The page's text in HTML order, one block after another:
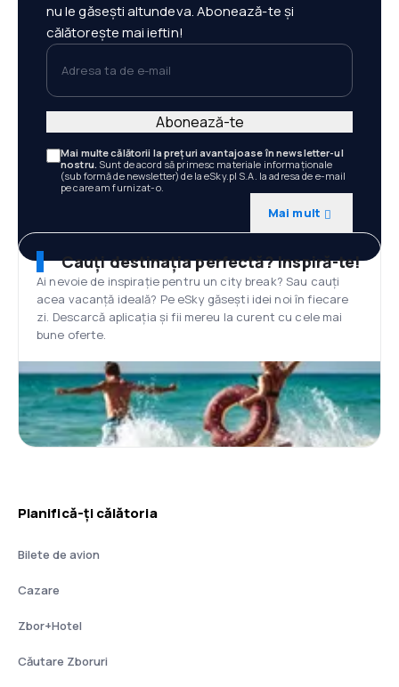
nu le găsești altundeva. Abonează-te și
călătorește mai ieftin!
Adresa ta de e-mail
Mai multe călătorii la prețuri avantajoase în newsletter-ul
nostru. Sunt de acord să primesc materiale informaționale
(sub formă de newsletter) de la eSky.pl S.A. la adresa de e-mail
pe care am furnizat-o.
Mai mult
Abonează-te
Cauți destinația perfectă? Inspiră-te!
Ai nevoie de inspirație pentru un city break? Sau cauți
acea vacanță ideală? Pe eSky găsești idei noi în fiecare
zi. Descarcă aplicația și fii mereu la curent cu cele mai
bune oferte.
Planifică-ți călătoria
Bilete de avion
Cazare
Zbor+Hotel
Căutare Zboruri